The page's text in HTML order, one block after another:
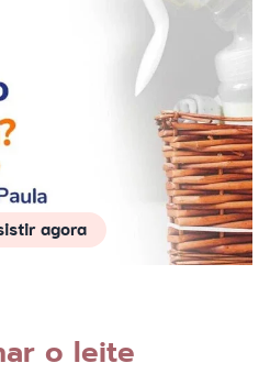
agora
o leite